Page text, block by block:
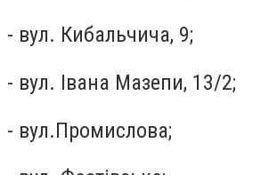
- вул. Кибальчича, 9;
- вул. Івана Мазепи, 13/2;
- вул.Промислова;